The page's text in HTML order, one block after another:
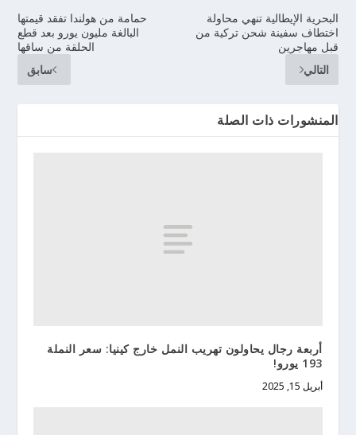
حمامة من هولندا تفقد قيمتها
البالغة مليون يورو بعد قطع
الحلقة من ساقها
سابق
البحرية الإيطالية تنهي محاولة
اختطاف سفينة شحن تركية من
قبل مهاجرين
التالي
المنشورات ذات الصلة
أربعة رجال يحاولون تهريب النمل خارج كينيا: سعر النملة
193 يورو!
أبريل 15, 2025